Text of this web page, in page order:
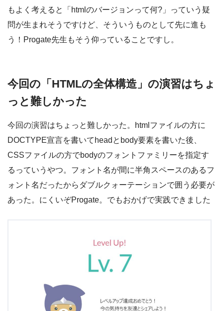
もよく考えると「htmlのバージョンって何?」っていう疑
問が生まれそうですけど、そういうものとして先に進も
う！Progate先生もそう仰っていることですし。
今回の「HTMLの全体構造」の演習はちょ
っと難しかった
今回の演習はちょっと難しかった。htmlファイルの方に
DOCTYPE宣言を書いてheadとbody要素を書いた後、
CSSファイルの方でbodyのフォントファミリーを指定す
るっていうやつ。フォント名が間に半角スペースのあるフ
ォント名だったからダブルクォーテーションで囲う必要が
あった。にくいぞProgate。でもおかげで実践できました